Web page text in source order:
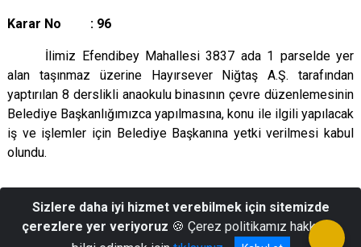
Karar No : 96
İlimiz Efendibey Mahallesi 3837 ada 1 parselde yer
alan taşınmaz üzerine Hayırsever Niğtaş A.Ş. tarafından
yaptırılan 8 derslikli anaokulu binasının çevre düzenlemesinin
Belediye Başkanlığımızca yapılmasına, konu ile ilgili yapılacak
iş ve işlemler için Belediye Başkanına yetki verilmesi kabul
olundu.
Sizlere daha iyi hizmet verebilmek için sitemizde
çerezlere yer veriyoruz 🍪 Çerez politikamız hakkında